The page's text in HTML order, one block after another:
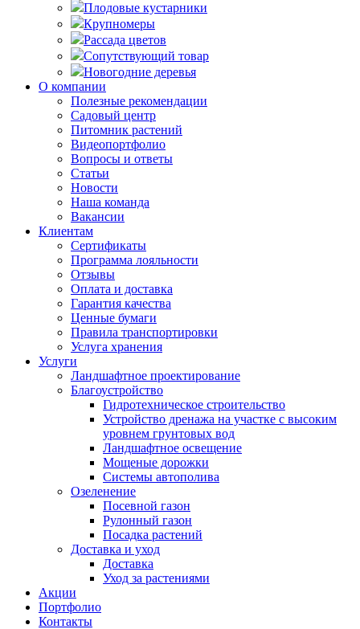
Плодовые кустарники
Крупномеры
Рассада цветов
Сопутствующий товар
Новогодние деревья
О компании
Полезные рекомендации
Садовый центр
Питомник растений
Видеопортфолио
Вопросы и ответы
Статьи
Новости
Наша команда
Вакансии
Клиентам
Сертификаты
Программа лояльности
Отзывы
Оплата и доставка
Гарантия качества
Ценные бумаги
Правила транспортировки
Услуга хранения
Услуги
Ландшафтное проектирование
Благоустройство
Гидротехническое строительство
Устройство дренажа на участке с высоким
уровнем грунтовых вод
Ландшафтное освещение
Мощеные дорожки
Системы автополива
Озеленение
Посевной газон
Рулонный газон
Посадка растений
Доставка и уход
Доставка
Уход за растениями
Акции
Портфолио
Контакты